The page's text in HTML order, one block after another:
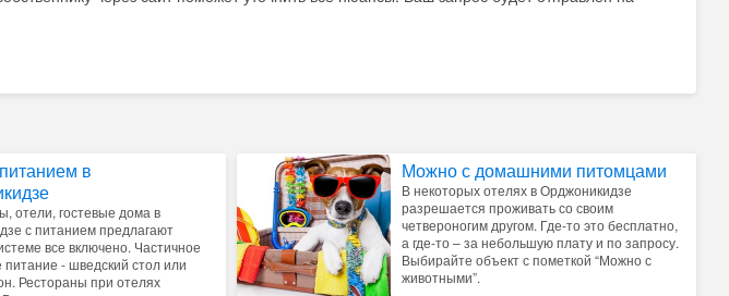
в
отели, гостевые дома в
с питанием предлагают
все включено. Частичное
- шведский стол или
Рестораны при отелях
Можно с домашними питомцами
В некоторых отелях в Орджоникидзе
разрешается проживать со своим
четвероногим другом. Где-то это бесплатно,
а где-то – за небольшую плату и по запросу.
Выбирайте объект с пометкой “Можно с
животными”.